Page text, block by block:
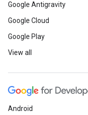
Google Antigravity
Google Cloud
Google Play
View all
Android